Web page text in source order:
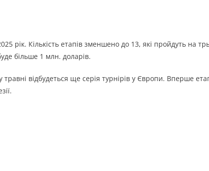
рік. Кількість етапів зменшено до 13, які пройдуть на
більше 1 млн. доларів.
відбудеться ще серія турнірів у Європи. Вперше